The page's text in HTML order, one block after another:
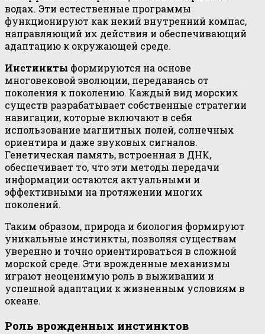
водах. Эти естественные программы
функционируют как некий внутренний компас,
направляющий их действия и обеспечивающий
адаптацию к окружающей среде.
Инстинкты формируются на основе
многовековой эволюции, передаваясь от
поколения к поколению. Каждый вид морских
существ разрабатывает собственные стратегии
навигации, которые включают в себя
использование магнитных полей, солнечных
ориентира и даже звуковых сигналов.
Генетическая память, встроенная в ДНК,
обеспечивает то, что эти методы передачи
информации остаются актуальными и
эффективными на протяжении многих
поколений.
Таким образом, природа и биология формируют
уникальные инстинкты, позволяя существам
уверенно и точно ориентироваться в сложной
морской среде. Эти врожденные механизмы
играют неоценимую роль в выживании и
успешной адаптации к жизненным условиям в
океане.
Роль врожденных инстинктов